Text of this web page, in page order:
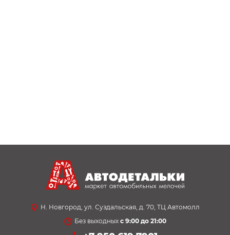
Н. Новгород, ул. Суздальская, д. 70, ТЦ Автомолл
Без выходных с 9:00 до 21:00